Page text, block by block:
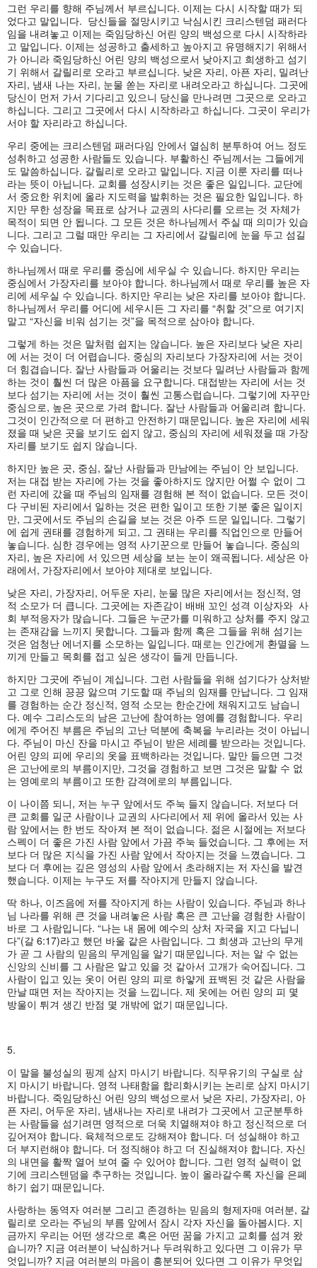
그런 우리를 향해 주님께서 부르십니다. 이제는 다시 시작할 때가 되
었다고 말입니다. 당신들을 절망시키고 낙심시킨 크리스텐덤 패러다
임을 내려놓고 이제는 죽임당하신 어린 양의 백성으로 다시 시작하라
고 말입니다. 이제는 성공하고 출세하고 높아지고 유명해지기 위해서
가 아니라 죽임당하신 어린 양의 백성으로서 낮아지고 희생하고 섬기
기 위해서 갈릴리로 오라고 부르십니다. 낮은 자리, 아픈 자리, 밀려난
자리, 냄새 나는 자리, 눈물 쏟는 자리로 내려오라고 하십니다. 그곳에
당신이 먼저 가서 기다리고 있으니 당신을 만나려면 그곳으로 오라고
하십니다. 그리고 그곳에서 다시 시작하라고 하십니다. 그곳이 우리가
서야 할 자리라고 하십니다.
우리 중에는 크리스텐덤 패러다임 안에서 열심히 분투하여 어느 정도
성취하고 성공한 사람들도 있습니다. 부활하신 주님께서는 그들에게
도 말씀하십니다. 갈릴리로 오라고 말입니다. 지금 이룬 자리를 떠나
라는 뜻이 아닙니다. 교회를 성장시키는 것은 좋은 일입니다. 교단에
서 중요한 위치에 올라 지도력을 발휘하는 것은 필요한 일입니다. 하
지만 무한 성장을 목표로 삼거나 교권의 사다리를 오르는 것 자체가
목적이 되면 안 됩니다. 그 모든 것은 하나님께서 주실 때 의미가 있습
니다. 그리고 그럴 때만 우리는 그 자리에서 갈릴리에 눈을 두고 섬길
수 있습니다.
하나님께서 때로 우리를 중심에 세우실 수 있습니다. 하지만 우리는
중심에서 가장자리를 보아야 합니다. 하나님께서 때로 우리를 높은 자
리에 세우실 수 있습니다. 하지만 우리는 낮은 자리를 보아야 합니다.
하나님께서 우리를 어디에 세우시든 그 자리를 “취할 것”으로 여기지
말고 “자신을 비워 섬기는 것”을 목적으로 삼아야 합니다.
그렇게 하는 것은 말처럼 쉽지는 않습니다. 높은 자리보다 낮은 자리
에 서는 것이 더 어렵습니다. 중심의 자리보다 가장자리에 서는 것이
더 힘겹습니다. 잘난 사람들과 어울리는 것보다 밀려난 사람들과 함께
하는 것이 훨씬 더 많은 아픔을 요구합니다. 대접받는 자리에 서는 것
보다 섬기는 자리에 서는 것이 훨씬 고통스럽습니다. 그렇기에 자꾸만
중심으로, 높은 곳으로 가려 합니다. 잘난 사람들과 어울리려 합니다.
그것이 인간적으로 더 편하고 안전하기 때문입니다. 높은 자리에 세워
졌을 때 낮은 곳을 보기도 쉽지 않고, 중심의 자리에 세워졌을 때 가장
자리를 보기도 쉽지 않습니다.
하지만 높은 곳, 중심, 잘난 사람들과 만남에는 주님이 안 보입니다.
저는 대접 받는 자리에 가는 것을 좋아하지도 않지만 어쩔 수 없이 그
런 자리에 갔을 때 주님의 임재를 경험해 본 적이 없습니다. 모든 것이
다 구비된 자리에서 일하는 것은 편한 일이고 또한 기분 좋은 일이지
만, 그곳에서도 주님의 손길을 보는 것은 아주 드문 일입니다. 그렇기
에 쉽게 권태를 경험하게 되고, 그 권태는 우리를 직업인으로 만들어
놓습니다. 심한 경우에는 영적 사기꾼으로 만들어 놓습니다. 중심의
자리, 높은 자리에 서 있으면 세상을 보는 눈이 왜곡됩니다. 세상은 아
래에서, 가장자리에서 보아야 제대로 보입니다.
낮은 자리, 가장자리, 어두운 자리, 눈물 많은 자리에서는 정신적, 영
적 소모가 더 큽니다. 그곳에는 자존감이 배배 꼬인 성격 이상자와 사
회 부적응자가 많습니다. 그들은 누군가를 미워하고 상처를 주지 않고
는 존재감을 느끼지 못합니다. 그들과 함께 혹은 그들을 위해 섬기는
것은 엄청난 에너지를 소모하는 일입니다. 때로는 인간에게 환멸을 느
끼게 만들고 목회를 접고 싶은 생각이 들게 만듭니다.
하지만 그곳에 주님이 계십니다. 그런 사람들을 위해 섬기다가 상처받
고 그로 인해 끙끙 앓으며 기도할 때 주님의 임재를 만납니다. 그 임재
를 경험하는 순간 정신적, 영적 소모는 한순간에 채워지고도 남습니
다. 예수 그리스도의 남은 고난에 참여하는 영예를 경험합니다. 우리
에게 주어진 부름은 주님의 고난 덕분에 축복을 누리라는 것이 아닙니
다. 주님이 마신 잔을 마시고 주님이 받은 세례를 받으라는 것입니다.
어린 양의 피에 우리의 옷을 표백하라는 것입니다. 말만 들으면 그것
은 고난에로의 부름이지만, 그것을 경험하고 보면 그것은 말할 수 없
는 영예로의 부름이고 또한 감격에로의 부름입니다.
이 나이쯤 되니, 저는 누구 앞에서도 주눅 들지 않습니다. 저보다 더
큰 교회를 일군 사람이나 교권의 사다리에서 제 위에 올라서 있는 사
람 앞에서는 한 번도 작아져 본 적이 없습니다. 젊은 시절에는 저보다
스펙이 더 좋은 가진 사람 앞에서 가끔 주눅 들었습니다. 그 후에는 저
보다 더 많은 지식을 가진 사람 앞에서 작아지는 것을 느꼈습니다. 그
보다 더 후에는 깊은 영성의 사람 앞에서 초라해지는 저 자신을 발견
했습니다. 이제는 누구도 저를 작아지게 만들지 않습니다.
딱 하나, 이즈음에 저를 작아지게 하는 사람이 있습니다. 주님과 하나
님 나라를 위해 큰 것을 내려놓은 사람 혹은 큰 고난을 경험한 사람이
바로 그 사람입니다. “나는 내 몸에 예수의 상처 자국을 지고 다닙니
다”(갈 6:17)라고 했던 바울 같은 사람입니다. 그 희생과 고난의 무게
가 곧 그 사람의 믿음의 무게임을 알기 때문입니다. 저는 알 수 없는
신앙의 신비를 그 사람은 알고 있을 것 같아서 고개가 숙어집니다. 그
사람이 입고 있는 옷이 어린 양의 피로 하얗게 표백된 것 같은 사람을
만날 때면 저는 작아지는 것을 느낍니다. 제 옷에는 어린 양의 피 몇
방울이 튀겨 생긴 반점 몇 개밖에 없기 때문입니다.
5.
이 말을 불성실의 핑계 삼지 마시기 바랍니다. 직무유기의 구실로 삼
지 마시기 바랍니다. 영적 나태함을 합리화시키는 논리로 삼지 마시기
바랍니다. 죽임당하신 어린 양의 백성으로서 낮은 자리, 가장자리, 아
픈 자리, 어두운 자리, 냄새나는 자리로 내려가 그곳에서 고군분투하
는 사람들을 섬기려면 영적으로 더욱 치열해져야 하고 정신적으로 더
깊어져야 합니다. 육체적으로도 강해져야 합니다. 더 성실해야 하고
더 부지런해야 합니다. 더 정직해야 하고 더 진실해져야 합니다. 자신
의 내면을 활짝 열어 보여 줄 수 있어야 합니다. 그런 영적 실력이 없
기에 크리스텐덤을 추구하는 것입니다. 높이 올라갈수록 자신을 은폐
하기 쉽기 때문입니다.
사랑하는 동역자 여러분 그리고 존경하는 믿음의 형제자매 여러분, 갈
릴리로 오라는 주님의 부름 앞에서 잠시 각자 자신을 돌아봅시다. 지
금까지 우리는 어떤 생각으로 혹은 어떤 꿈을 가지고 교회를 섬겨 왔
습니까? 지금 여러분이 낙심하거나 두려워하고 있다면 그 이유가 무
엇입니까? 지금 여러분의 마음이 흥분되어 있다면 그 이유가 무엇입